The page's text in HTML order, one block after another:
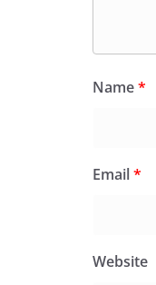
Name*
Email*
Website